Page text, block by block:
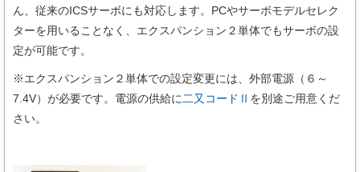
ん、従来のICSサーボにも対応します。PCやサーボモデルセレク
ターを用いることなく、エクスパンション２単体でもサーボの設
定が可能です。
※エクスパンション２単体での設定変更には、外部電源（６～
7.4V）が必要です。 電源の供給に 二又コードⅡ を別途ご用意くだ
さい。